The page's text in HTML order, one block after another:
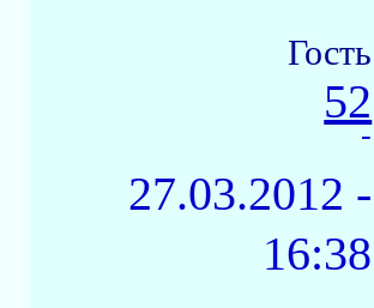
Гость
52
-
27.03.2012 -
16:38